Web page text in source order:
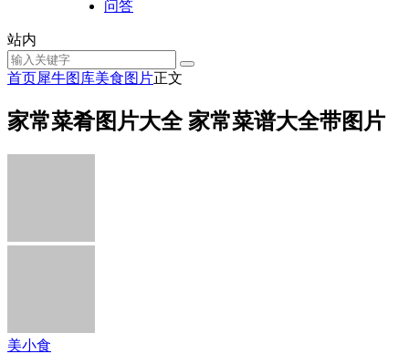
问答
站内
首页犀牛图库美食图片正文
家常菜肴图片大全 家常菜谱大全带图片
美小食